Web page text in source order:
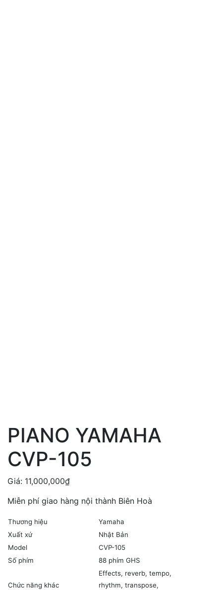
PIANO YAMAHA
CVP-105
Giá: 11,000,000₫
Miễn phí giao hàng nội thành Biên Hoà
Thương hiệu
Yamaha
Xuất xứ
Nhật Bản
Model
CVP-105
Số phím
88 phím GHS
Chức năng khác
Effects, reverb, tempo,
rhythm, transpose,